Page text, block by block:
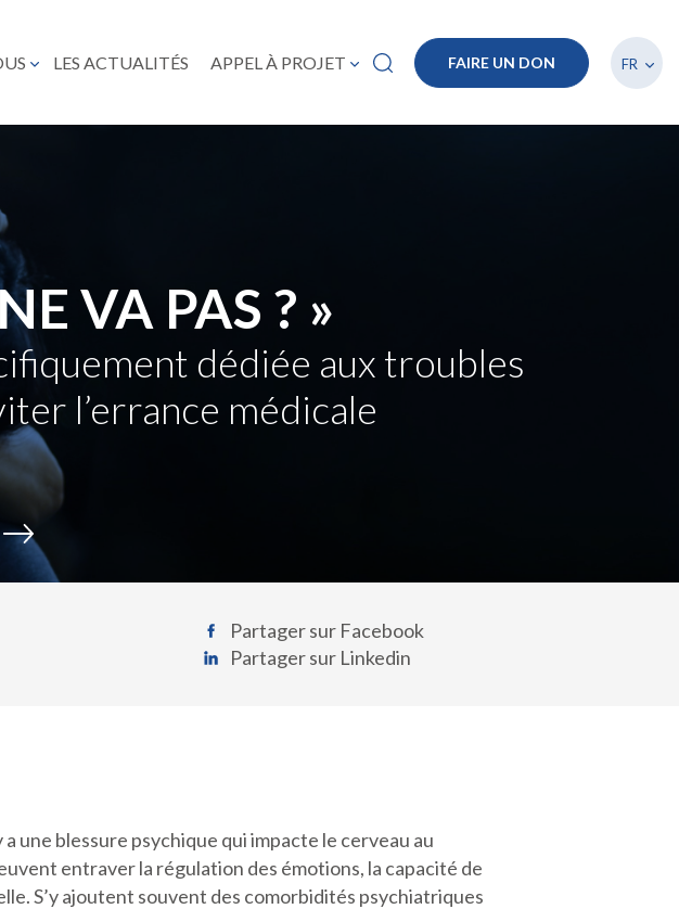
LES ACTUALITÉS APPEL À PROJET FAIRE UN DON FR
Lister
VA PAS ? »
dédiée aux troubles
l’errance médicale
Partager sur Facebook
Partager sur Linkedin
une blessure psychique qui impacte le cerveau au
entraver la régulation des émotions, la capacité de
S’y ajoutent souvent des comorbidités psychiatriques